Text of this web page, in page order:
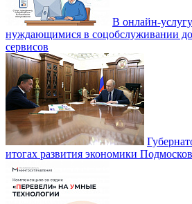
В онлайн-
нуждающимися в соцобслуживании
сервисов
итогах развития экономики